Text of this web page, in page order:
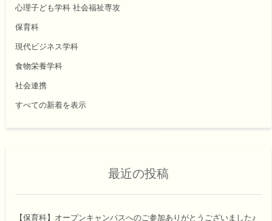
心理子ども学科 社会福祉専攻
保育科
現代ビジネス学科
食物栄養学科
社会連携
すべての新着を表示
最近の投稿
【保育科】オープンキャンパスへのご参加ありがとうございました♪